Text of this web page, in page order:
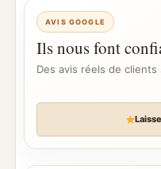
AVIS GOOGLE
Ils nous font
Des avis réels de